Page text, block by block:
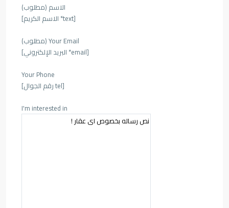
الاسم (مطلوب)
[text* الاسم الكريم]
Your Email (مطلوب)
[email* البريد الإلكتروني]
Your Phone
[tel رقم الجوال]
I'm interested in